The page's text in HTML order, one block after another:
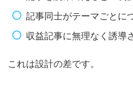
記事同士がテーマごとに
収益記事に無理なく誘導
これは設計の差です。